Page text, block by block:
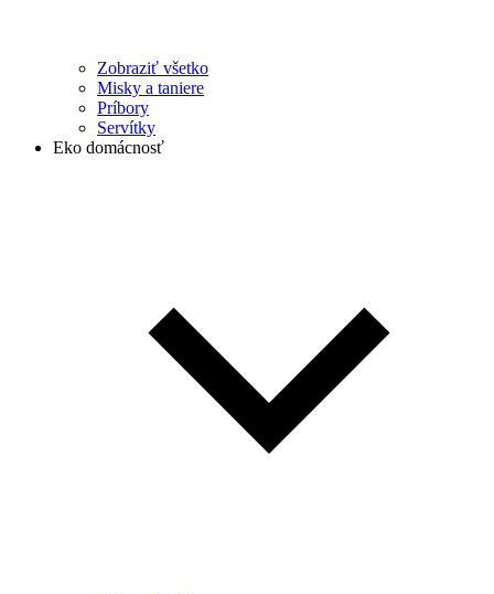
Zobraziť všetko
Misky a taniere
Príbory
Servítky
Eko domácnosť